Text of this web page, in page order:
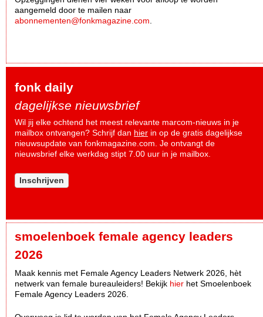
aangemeld door te mailen naar
abonnementen@fonkmagazine.com
fonk daily
dagelijkse nieuwsbrief
Wil jij elke ochtend het meest relevante marcom-nieuws in je
mailbox ontvangen? Schrijf dan hier in op de gratis dagelijkse
nieuwsupdate van fonkmagazine.com. Je ontvangt de
nieuwsbrief elke werkdag stipt 7.00 uur in je mailbox.
Inschrijven
smoelenboek female agency leaders
2026
Maak kennis met Female Agency Leaders Netwerk 2026, hèt
netwerk van female bureauleiders! Bekijk hier het Smoelenboek
Female Agency Leaders 2026.